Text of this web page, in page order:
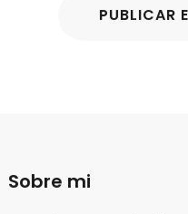
Sobre mi